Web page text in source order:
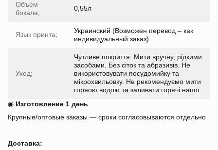
Объем
бокала;
0,55л
Язык принта;
Украинский (Возможен перевод – как
индивидуальный заказ)
Уход;
Чутливе покриття. Мити вручну, рідкими
засобами. Без сіток та абразивів. Не
використовувати посудомийку та
мікрохвильовку. Не рекомендуємо мити
горяою водою та заливати горячі напої.
◉ Изготовление 1 день
Крупные/оптовые заказы — сроки согласовываются отдельно
Доставка: